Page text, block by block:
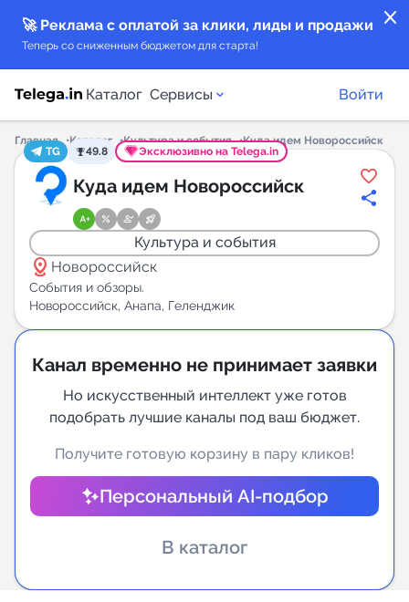
close
🚀 Реклама с оплатой за клики, лиды и продажи
Теперь со сниженным бюджетом для старта!
Каталог Сервисы
Каталог каналов
Каталог ботов
Горящие предложения
Индекс читаемости каналов в Telegram
New
Аналитика MAX каналов
New
Индивидуальное сопровождение
Аналитика Telegram
Войти
Главная Каталог Культура и события
Куда идем Новороссийск
TG
49.8 Эксклюзивно на Telega.in
Куда идем Новороссийск
Культура и события
distance Новороссийск
События и обзоры.
Новороссийск, Анапа, Геленджик
Канал временно не принимает заявки
Но искусственный интеллект уже готов
подобрать лучшие каналы под ваш бюджет.
Получите готовую корзину в пару кликов!
Персональный AI-подбор
В каталог